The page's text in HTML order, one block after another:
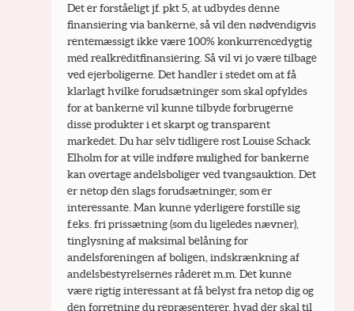
Det er forståeligt jf. pkt 5, at udbydes denne
finansiering via bankerne, så vil den nødvendigvis
rentemæssigt ikke være 100% konkurrencedygtig
med realkreditfinansiering. Så vil vi jo være tilbage
ved ejerboligerne. Det handler i stedet om at få
klarlagt hvilke forudsætninger som skal opfyldes
for at bankerne vil kunne tilbyde forbrugerne
disse produkter i et skarpt og transparent
markedet. Du har selv tidligere rost Louise Schack
Elholm for at ville indføre mulighed for bankerne
kan overtage andelsboliger ved tvangsauktion. Det
er netop den slags forudsætninger, som er
interessante. Man kunne yderligere forstille sig
f.eks. fri prissætning (som du ligeledes nævner),
tinglysning af maksimal belåning for
andelsforeningen af boligen, indskrænkning af
andelsbestyrelsernes råderet m.m. Det kunne
være rigtig interessant at få belyst fra netop dig og
den forretning du repræsenterer, hvad der skal til